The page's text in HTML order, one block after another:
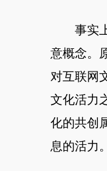
事实
意概念。
对互联网
文化活力
化的共创
息的活力。